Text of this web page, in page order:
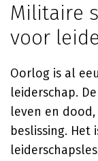
Militaire
voor
Oorlog is al
leiderschap.
leven en
beslissing.